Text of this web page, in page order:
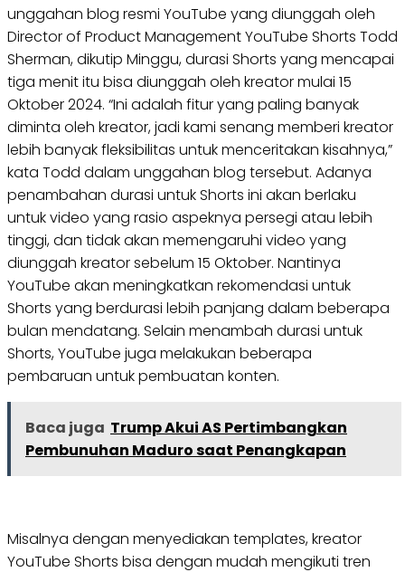
unggahan blog resmi YouTube yang diunggah oleh
Director of Product Management YouTube Shorts Todd
Sherman, dikutip Minggu, durasi Shorts yang mencapai
tiga menit itu bisa diunggah oleh kreator mulai 15
Oktober 2024. “Ini adalah fitur yang paling banyak
diminta oleh kreator, jadi kami senang memberi kreator
lebih banyak fleksibilitas untuk menceritakan kisahnya,”
kata Todd dalam unggahan blog tersebut. Adanya
penambahan durasi untuk Shorts ini akan berlaku
untuk video yang rasio aspeknya persegi atau lebih
tinggi, dan tidak akan memengaruhi video yang
diunggah kreator sebelum 15 Oktober. Nantinya
YouTube akan meningkatkan rekomendasi untuk
Shorts yang berdurasi lebih panjang dalam beberapa
bulan mendatang. Selain menambah durasi untuk
Shorts, YouTube juga melakukan beberapa
pembaruan untuk pembuatan konten.
Baca juga Trump Akui AS Pertimbangkan
Pembunuhan Maduro saat Penangkapan
Misalnya dengan menyediakan templates, kreator
YouTube Shorts bisa dengan mudah mengikuti tren